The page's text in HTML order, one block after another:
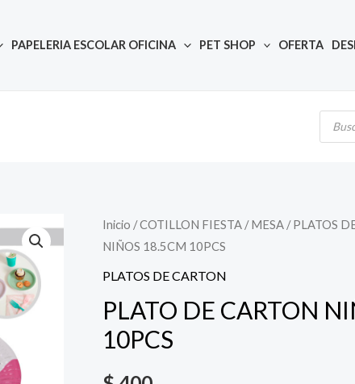
PAPELERIA ESCOLAR OFICINA PET SHOP OFERTA
Búsqueda
Inicio /COTILLON FIESTA /MESA /PLATOS
NIÑOS 18.5CM 10PCS
PLATOS DE CARTON
PLATO DE CARTON
10PCS
Quantity